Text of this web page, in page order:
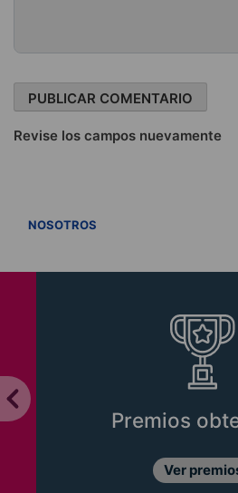
Revise los campos nuevamente
NOSOTROS
Premios
Ver